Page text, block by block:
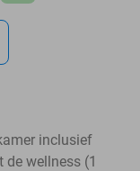
inclusief
wellness (1